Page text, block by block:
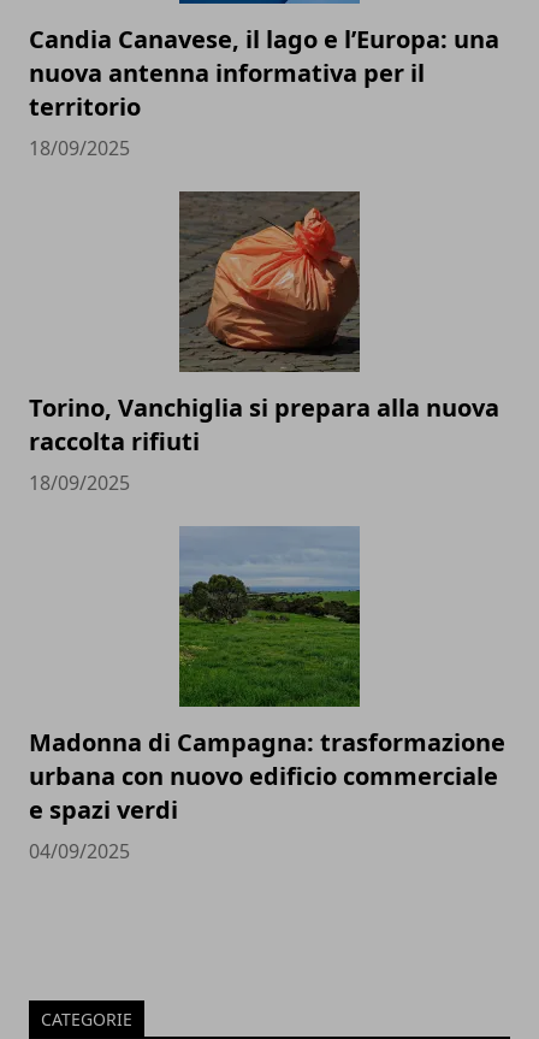
Candia Canavese, il lago e l’Europa: una
nuova antenna informativa per il
territorio
18/09/2025
Torino, Vanchiglia si prepara alla nuova
raccolta rifiuti
18/09/2025
Madonna di Campagna: trasformazione
urbana con nuovo edificio commerciale
e spazi verdi
04/09/2025
CATEGORIE